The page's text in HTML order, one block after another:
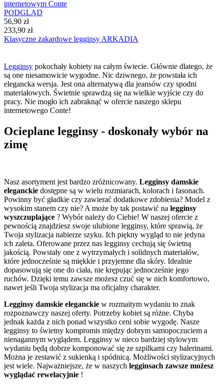
PODGLĄD
56,90 zł
233,90 zł
Klasyczne żakardowe legginsy ARKADIA
Legginsy pokochały kobiety na całym świecie. Głównie dlatego, że
są one niesamowicie wygodne. Nic dziwnego, że powstała ich
elegancka wersja. Jest ona alternatywą dla jeansów czy spodni
materiałowych. Świetnie sprawdzą się na wielkie wyjście czy do
pracy. Nie mogło ich zabraknąć w ofercie naszego sklepu
internetowego Conte!
Ocieplane legginsy - doskonały wybór na
zimę
Nasz asortyment jest bardzo zróżnicowany. Legginsy damskie
eleganckie dostępne są w wielu rozmiarach, kolorach i fasonach.
Powinny być gładkie czy zawierać dodatkowe zdobienia? Model z
wysokim stanem czy nie? A może by tak postawić na legginsy
wyszczuplające ? Wybór należy do Ciebie! W naszej ofercie z
pewnością znajdziesz swoje ulubione legginsy, które sprawią, że
Twoja stylizacja nabierze szyku. Ich piękny wygląd to nie jedyna
ich zaleta. Oferowane przez nas legginsy cechują się świetną
jakością. Powstały one z wytrzymałych i solidnych materiałów,
które jednocześnie są miękkie i przyjemne dla skóry. Idealnie
dopasowują się one do ciała, nie krępując jednocześnie jego
ruchów. Dzięki temu zawsze możesz czuć się w nich komfortowo,
nawet jeśli Twoja stylizacja ma oficjalny charakter.
Legginsy damskie eleganckie w rozmaitym wydaniu to znak
rozpoznawczy naszej oferty. Potrzeby kobiet są różne. Chyba
jednak każda z nich ponad wszystko ceni sobie wygodę. Nasze
legginsy to świetny kompromis między dobrym samopoczuciem a
nienagannym wyglądem. Legginsy w nieco bardziej stylowym
wydaniu będą dobrze komponować się ze szpilkami czy balerinami.
Można je zestawić z sukienką i spódnicą. Możliwości stylizacyjnych
jest wiele. Najważniejsze, że w naszych legginsach zawsze możesz
wyglądać rewelacyjnie !